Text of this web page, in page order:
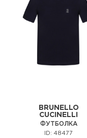
BRUNELLO
CUCINELLI
ФУТБОЛКА
ID: 48477